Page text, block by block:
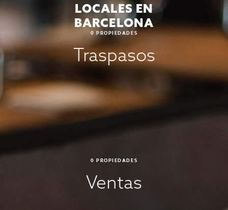
LOCALES EN
BARCELONA
0 PROPIEDADES
Traspasos
0 PROPIEDADES
Ventas